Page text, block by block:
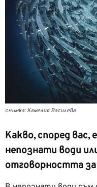
снимка: Камелия Василева
Какво, според
непознати води
отговорността